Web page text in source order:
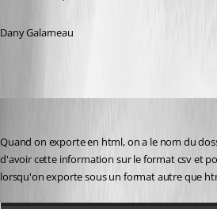
Dany Galarneau
Quand on exporte en html, on a le nom du
d'avoir cette information sur le format csv et
lorsqu'on exporte sous un format autre que